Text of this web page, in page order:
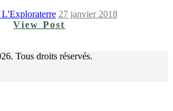
27 janvier 2018
View Post
Tous droits réservés.